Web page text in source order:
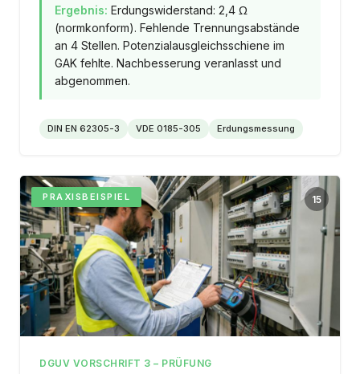
Ergebnis: Erdungswiderstand: 2,4 Ω
(normkonform). Fehlende Trennungsabstände
an 4 Stellen. Potenzialausgleichsschiene im
GAK fehlte. Nachbesserung veranlasst und
abgenommen.
DIN EN 62305-3 VDE 0185-305 Erdungsmessung
PRAXISBEISPIEL 15
DGUV VORSCHRIFT 3 – PRÜFUNG